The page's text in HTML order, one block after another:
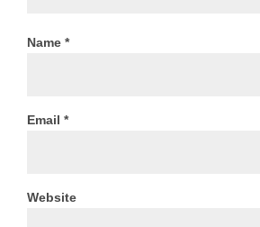
Name *
Email *
Website